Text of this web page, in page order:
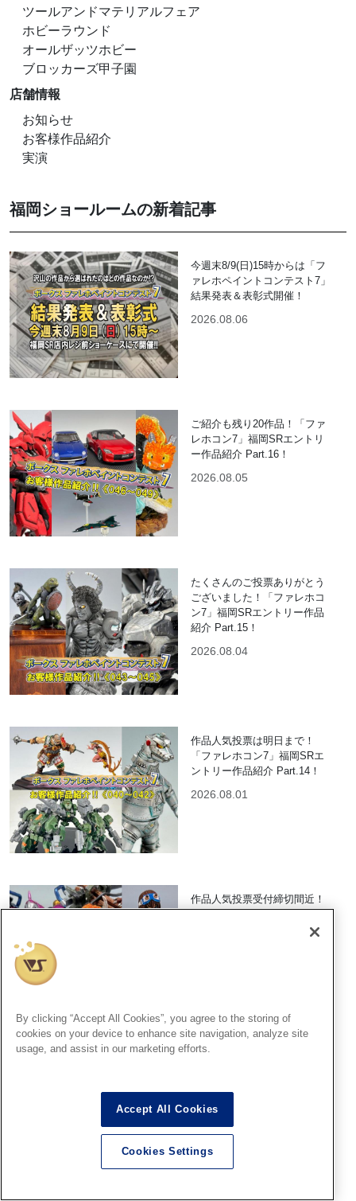
ツールアンドマテリアルフェア
ホビーラウンド
オールザッツホビー
ブロッカーズ甲子園
店舗情報
お知らせ
お客様作品紹介
実演
福岡ショールームの新着記事
今週末8/9(日)15時からは「フ
ァレホペイントコンテスト7」
結果発表＆表彰式開催！
2026.08.06
ご紹介も残り20作品！「ファ
レホコン7」福岡SRエントリ
ー作品紹介 Part.16！
2026.08.05
たくさんのご投票ありがとう
ございました！「ファレホコ
ン7」福岡SRエントリー作品
紹介 Part.15！
2026.08.04
作品人気投票は明日まで！
「ファレホコン7」福岡SRエ
ントリー作品紹介 Part.14！
2026.08.01
作品人気投票受付締切間近！
「ファレホコン7」福岡SRエ
ントリー作品紹介 Part.13！
2026.07.30
By clicking “Accept All Cookies”, you agree to the storing of
cookies on your device to enhance site navigation, analyze site
usage, and assist in our marketing efforts.
Accept All Cookies
Cookies Settings